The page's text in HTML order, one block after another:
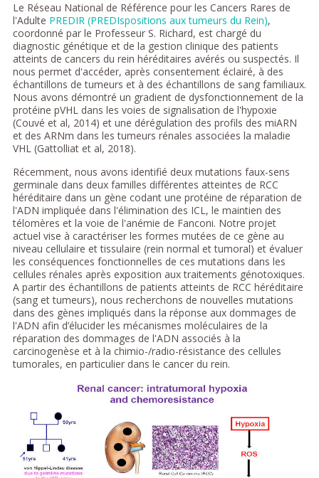
Le Réseau National de Référence pour les Cancers Rares de
l'Adulte PREDIR (PREDIspositions aux tumeurs du Rein),
coordonné par le Professeur S. Richard, est chargé du
diagnostic génétique et de la gestion clinique des patients
atteints de cancers du rein héréditaires avérés ou suspectés. Il
nous permet d'accéder, après consentement éclairé, à des
échantillons de tumeurs et à des échantillons de sang familiaux.
Nous avons démontré un gradient de dysfonctionnement de la
protéine pVHL dans les voies de signalisation de l'hypoxie
(Couvé et al, 2014) et une dérégulation des profils des miARN
et des ARNm dans les tumeurs rénales associées la maladie
VHL (Gattolliat et al, 2018).
Récemment, nous avons identifié deux mutations faux-sens
germinale dans deux familles différentes atteintes de RCC
héréditaire dans un gène codant une protéine de réparation de
l'ADN impliquée dans l'élimination des ICL, le maintien des
télomères et la voie de l'anémie de Fanconi. Notre projet
actuel vise à caractériser les formes mutées de ce gène au
niveau cellulaire et tissulaire (rein normal et tumoral) et évaluer
les conséquences fonctionnelles de ces mutations dans les
cellules rénales après exposition aux traitements génotoxiques.
A partir des échantillons de patients atteints de RCC héréditaire
(sang et tumeurs), nous recherchons de nouvelles mutations
dans des gènes impliqués dans la réponse aux dommages de
l'ADN afin d’élucider les mécanismes moléculaires de la
réparation des dommages de l'ADN associés à la
carcinogenèse et à la chimio-/radio-résistance des cellules
tumorales, en particulier dans le cancer du rein.